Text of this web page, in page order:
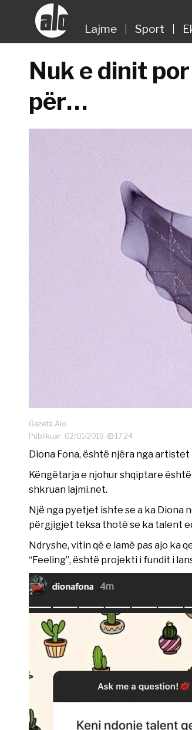
Lajme Sport
Nuk e dinit
për…
Gazeta Alo
Publikuar: 02/01/2019
17:24
Diona Fona, është njëra nga
Këngëtarja e njohur shqiptare
shkruan lajmi.net.
Një nga pyetjet ishte se a ka Diona
përgjigjet teksa thotë se ka talent
Ndryshe, vitin që e lamë pas ajo ka
“Feeling”, është projekti i fundit i